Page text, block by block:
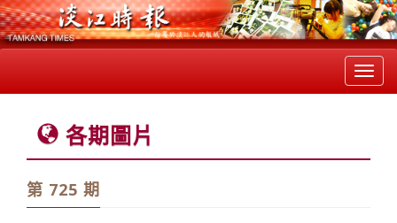
各期圖片
第 725 期